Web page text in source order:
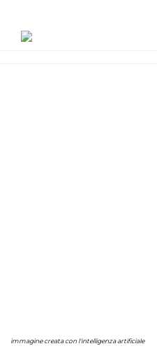
immagine creata con l'intelligenza artificiale